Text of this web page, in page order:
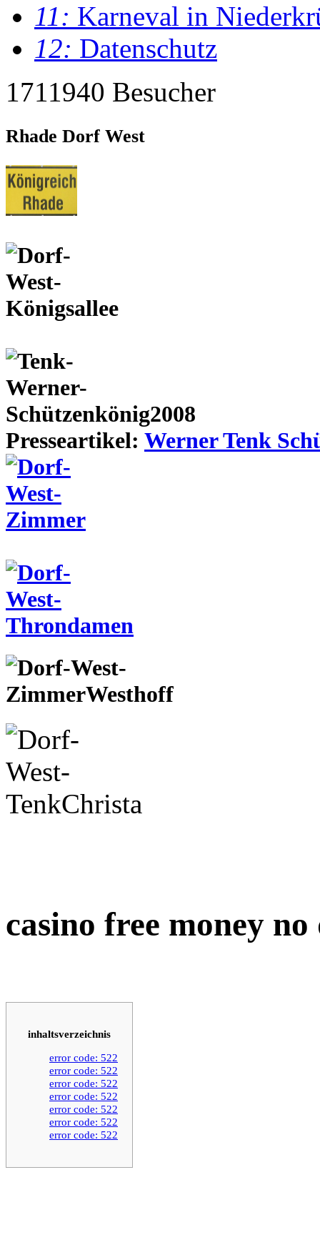
11: Karneval in
12: Datenschutz
1711940 Besucher
Rhade Dorf West
Presseartikel: Werner Tenk
casino free money
inhaltsverzeichnis
error code: 522
error code: 522
error code: 522
error code: 522
error code: 522
error code: 522
error code: 522